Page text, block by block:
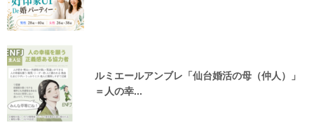
ルミエールアンブレ「仙台婚活の母（仲人）」
＝人の幸...